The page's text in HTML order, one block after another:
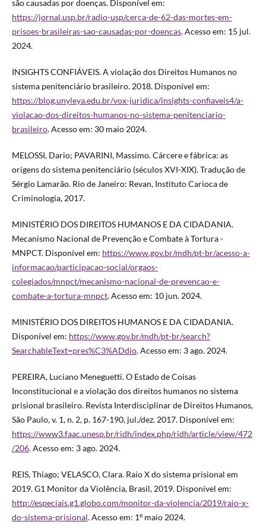
são causadas por doenças. Disponível em:
https://jornal.usp.br/radio-usp/cerca-de-62-das-mortes-em-
prisoes-brasileiras-sao-causadas-por-doencas. Acesso em: 15 jul.
2024.
INSIGHTS CONFIÁVEIS. A violação dos Direitos Humanos no
sistema penitenciário brasileiro. 2018. Disponível em:
https://blog.unyleya.edu.br/vox-juridica/insights-confiaveis4/a-
violacao-dos-direitos-humanos-no-sistema-penitenciario-
brasileiro. Acesso em: 30 maio 2024.
MELOSSI, Dario; PAVARINI, Massimo. Cárcere e fábrica: as
origens do sistema penitenciário (séculos XVI-XIX). Tradução de
Sérgio Lamarão. Rio de Janeiro: Revan, Instituto Carioca de
Criminologia, 2017.
MINISTÉRIO DOS DIREITOS HUMANOS E DA CIDADANIA.
Mecanismo Nacional de Prevenção e Combate à Tortura -
MNPCT. Disponível em: https://www.gov.br/mdh/pt-br/acesso-a-
informacao/participacao-social/orgaos-
colegiados/mnpct/mecanismo-nacional-de-prevencao-e-
combate-a-tortura-mnpct. Acesso em: 10 jun. 2024.
MINISTÉRIO DOS DIREITOS HUMANOS E DA CIDADANIA.
Disponível em: https://www.gov.br/mdh/pt-br/search?
SearchableText=pres%C3%ADdio. Acesso em: 3 ago. 2024.
PEREIRA, Luciano Meneguetti. O Estado de Coisas
Inconstitucional e a violação dos direitos humanos no sistema
prisional brasileiro. Revista Interdisciplinar de Direitos Humanos,
São Paulo, v. 1, n. 2, p. 167-190, jul./dez. 2017. Disponível em:
https://www3.faac.unesp.br/ridh/index.php/ridh/article/view/472
/206. Acesso em: 3 ago. 2024.
REIS, Thiago; VELASCO, Clara. Raio X do sistema prisional em
2019. G1 Monitor da Violência, Brasil, 2019. Disponível em:
http://especiais.g1.globo.com/monitor-da-violencia/2019/raio-x-
do-sistema-prisional. Acesso em: 1º maio 2024.